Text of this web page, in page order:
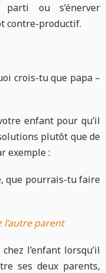
ou s’énerver
contre-productif.
crois-tu que papa –
enfant pour qu’il
plutôt que de
exemple :
que pourrais-tu faire
l’autre parent
l’enfant lorsqu’il
ses deux parents,